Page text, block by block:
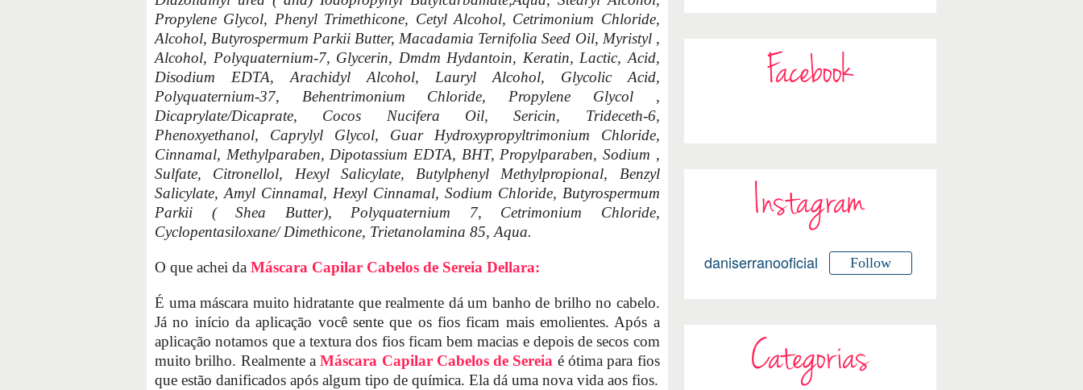
Propylene Glycol, Phenyl Trimethicone, Cetyl Alcohol, Cetrimonium Chloride,
Alcohol, Butyrospermum Parkii Butter, Macadamia Ternifolia Seed Oil, Myristyl ,
Alcohol, Polyquaternium-7, Glycerin, Dmdm Hydantoin, Keratin, Lactic, Acid,
Disodium EDTA, Arachidyl Alcohol, Lauryl Alcohol, Glycolic Acid,
Polyquaternium-37, Behentrimonium Chloride, Propylene Glycol ,
Dicaprylate/Dicaprate, Cocos Nucifera Oil, Sericin, Trideceth-6,
Phenoxyethanol, Caprylyl Glycol, Guar Hydroxypropyltrimonium Chloride,
Cinnamal, Methylparaben, Dipotassium EDTA, BHT, Propylparaben, Sodium ,
Sulfate, Citronellol, Hexyl Salicylate, Butylphenyl Methylpropional, Benzyl
Salicylate, Amyl Cinnamal, Hexyl Cinnamal, Sodium Chloride, Butyrospermum
Parkii ( Shea Butter), Polyquaternium 7, Cetrimonium Chloride,
Cyclopentasiloxane/ Dimethicone, Trietanolamina 85, Aqua.
O que achei da Máscara Capilar Cabelos de Sereia Dellara:
É uma máscara muito hidratante que realmente dá um banho de brilho no cabelo.
Já no início da aplicação você sente que os fios ficam mais emolientes. Após a
aplicação notamos que a textura dos fios ficam bem macias e depois de secos com
muito brilho. Realmente aMáscara Capilar Cabelos de Sereia é ótima para fios
que estão danificados após algum tipo de química. Ela dá uma nova vida aos fios.
Facebook
Instagram
daniserranooficial Follow
Categorias